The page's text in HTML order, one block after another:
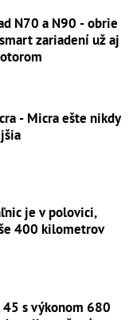
N70 a N90 - obrie
zariadení už aj
- Micra ešte nikdy
je v polovici,
400 kilometrov
45 s výkonom 680